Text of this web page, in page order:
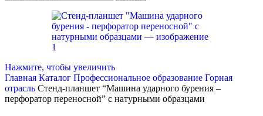
Нажмите, чтобы увеличить
Главная Каталог Профессиональное образование Горная
отрасль Стенд-планшет “Машина ударного бурения –
перфоратор переносной” с натурными образцами